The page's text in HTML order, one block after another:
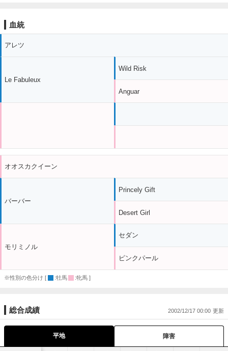
血統
アレツ
Le Fabuleux
Wild Risk
Anguar
オオスカクイーン
バーバー
モリミノル
Princely Gift
Desert Girl
セダン
ピンクパール
※性別の色分け [ :牡馬 :牝馬 ]
総合成績 2002/12/17 00:00
平地 障害